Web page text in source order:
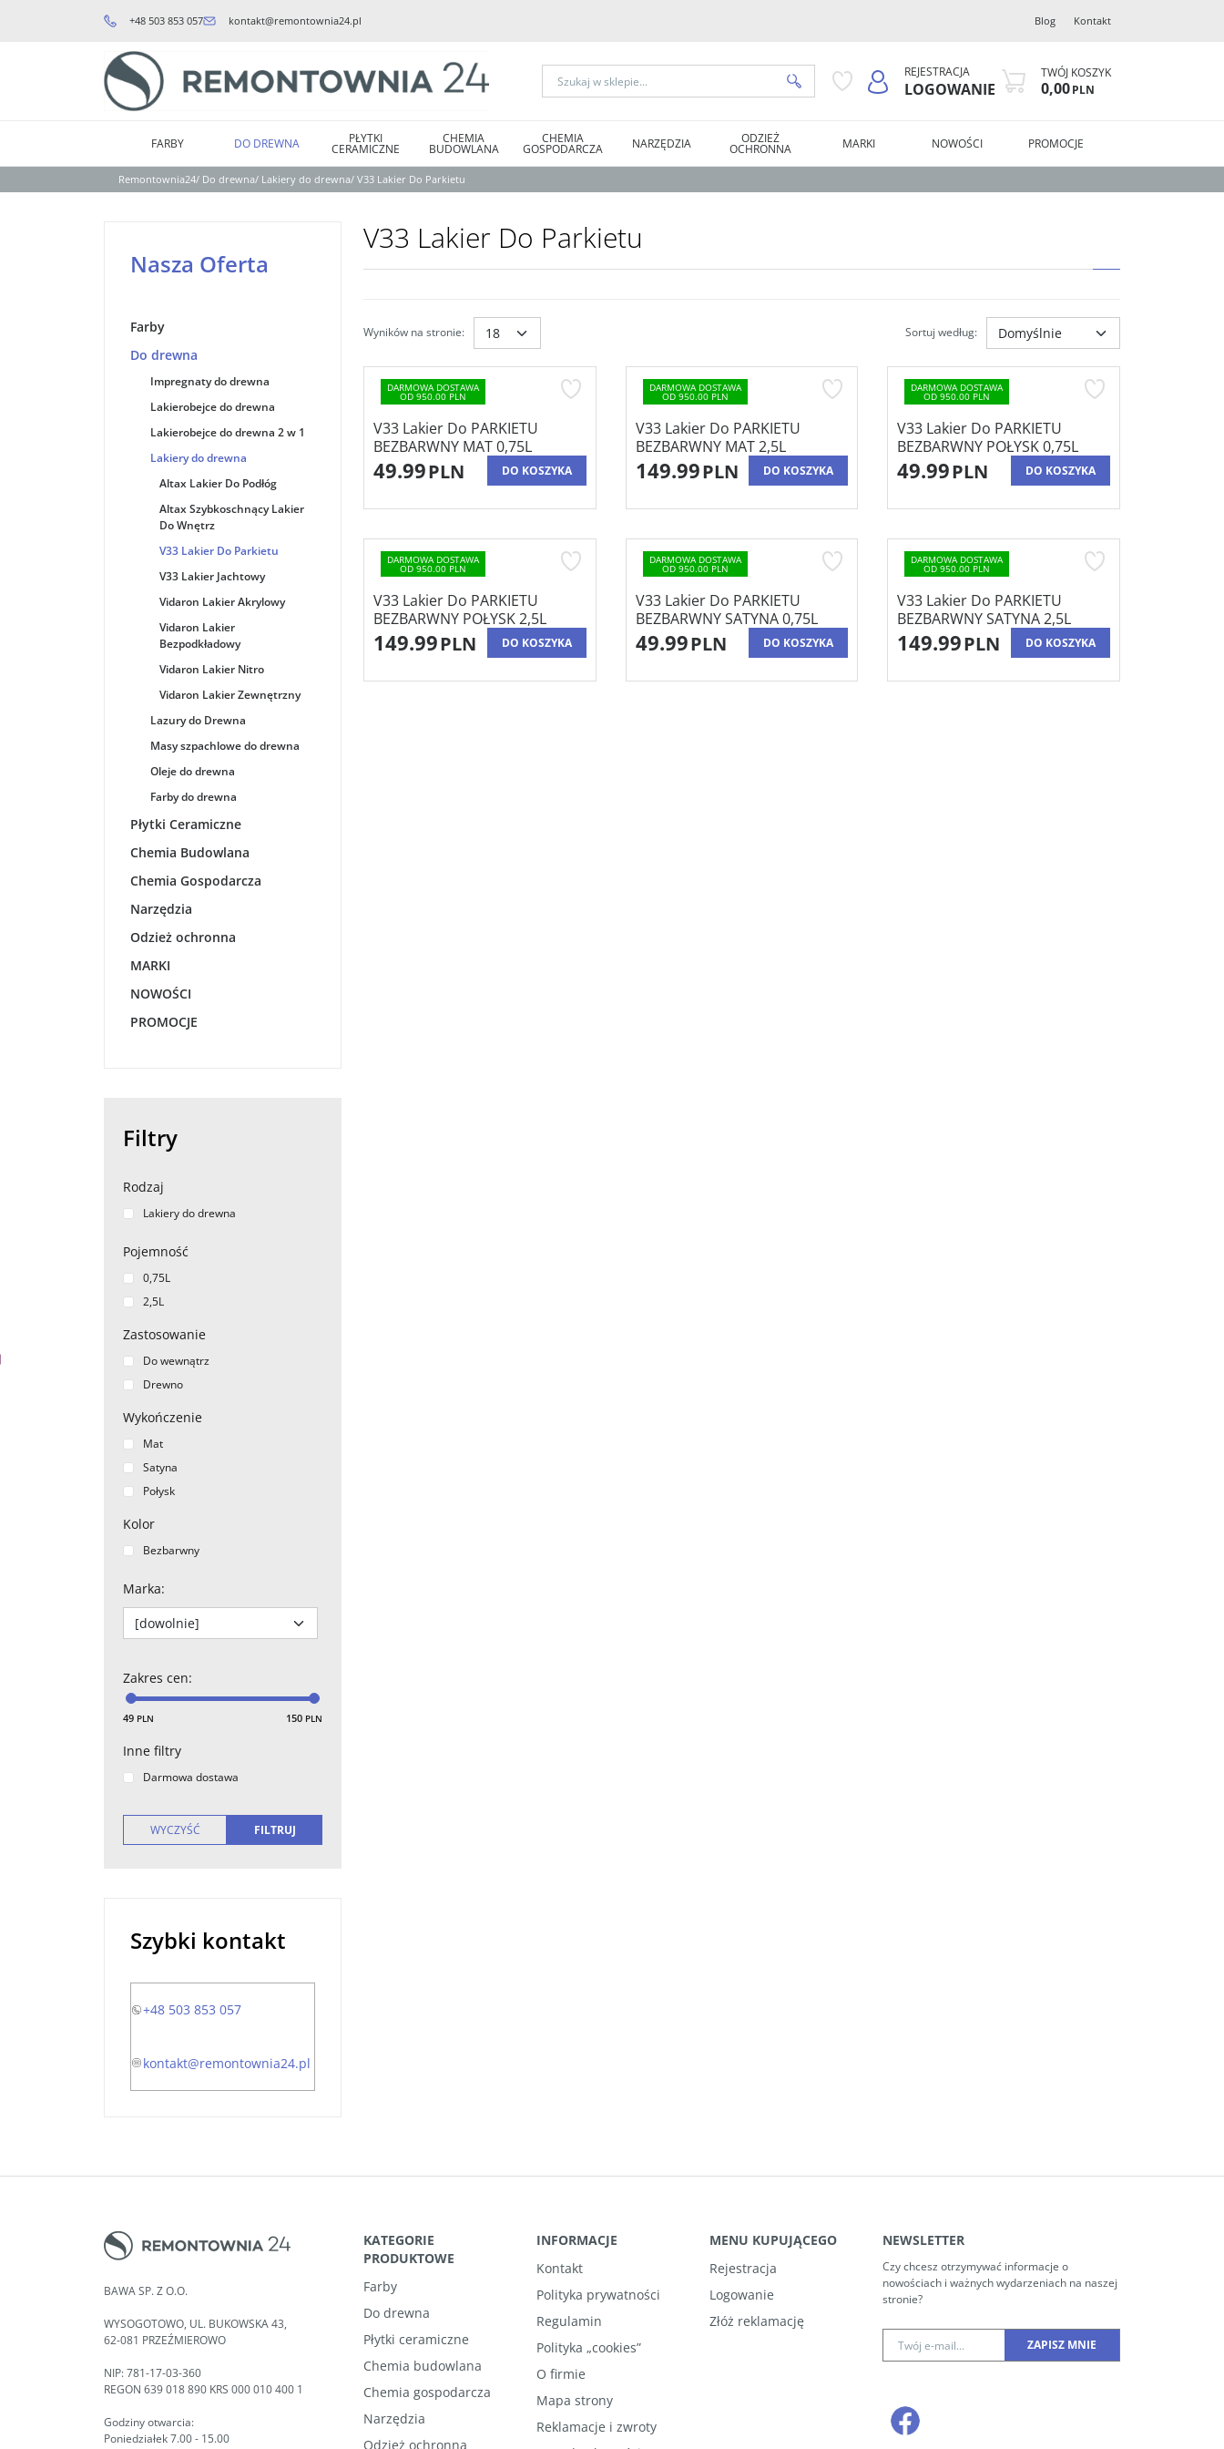
+48 503 853 057 kontakt@remontownia24.pl Blog Kontakt
REJESTRACJA
LOGOWANIE
TWÓJ KOSZYK
0,00PLN
FARBY DO DREWNA PŁYTKI
CERAMICZNE
CHEMIA
BUDOWLANA
CHEMIA
GOSPODARCZA NARZĘDZIA ODZIEŻ
OCHRONNA MARKI NOWOŚCI PROMOCJE
Remontownia24/ Do drewna/ Lakiery do drewna/ V33 Lakier Do Parkietu
V33 Lakier Do Parkietu
Wyników na stronie: Sortuj według:
DARMOWA DOSTAWA
OD 950.00 PLN
V33 Lakier Do PARKIETU
BEZBARWNY MAT 0,75L
49.99PLN DO KOSZYKA
DARMOWA DOSTAWA
OD 950.00 PLN
V33 Lakier Do PARKIETU
BEZBARWNY MAT 2,5L
149.99PLN DO KOSZYKA
DARMOWA DOSTAWA
OD 950.00 PLN
V33 Lakier Do PARKIETU
BEZBARWNY POŁYSK 0,75L
49.99PLN DO KOSZYKA
DARMOWA DOSTAWA
OD 950.00 PLN
V33 Lakier Do PARKIETU
BEZBARWNY POŁYSK 2,5L
149.99PLN DO KOSZYKA
DARMOWA DOSTAWA
OD 950.00 PLN
V33 Lakier Do PARKIETU
BEZBARWNY SATYNA 0,75L
49.99PLN DO KOSZYKA
DARMOWA DOSTAWA
OD 950.00 PLN
V33 Lakier Do PARKIETU
BEZBARWNY SATYNA 2,5L
149.99PLN DO KOSZYKA
Nasza Oferta
Farby
Do drewna
Impregnaty do drewna
Lakierobejce do drewna
Lakierobejce do drewna 2 w 1
Lakiery do drewna
Altax Lakier Do Podłóg
Altax Szybkoschnący Lakier
Do Wnętrz
V33 Lakier Do Parkietu
V33 Lakier Jachtowy
Vidaron Lakier Akrylowy
Vidaron Lakier
Bezpodkładowy
Vidaron Lakier Nitro
Vidaron Lakier Zewnętrzny
Lazury do Drewna
Masy szpachlowe do drewna
Oleje do drewna
Farby do drewna
Płytki Ceramiczne
Chemia Budowlana
Chemia Gospodarcza
Narzędzia
Odzież ochronna
MARKI
NOWOŚCI
PROMOCJE
Filtry
Rodzaj
Lakiery do drewna
Pojemność
0,75L
2,5L
Zastosowanie
Do wewnątrz
Drewno
Wykończenie
Mat
Satyna
Połysk
Kolor
Bezbarwny
Marka:
Zakres cen:
49 PLN 150 PLN
Inne filtry
Darmowa dostawa
Szybki kontakt
+48 503 853 057
kontakt@remontownia24.pl
BAWA SP. Z O.O.
WYSOGOTOWO, UL. BUKOWSKA 43,
62-081 PRZEŹMIEROWO
NIP: 781-17-03-360
REGON 639 018 890 KRS 000 010 400 1
Godziny otwarcia:
Poniedziałek 7.00 - 15.00
KATEGORIE
PRODUKTOWE
Farby
Do drewna
Płytki ceramiczne
Chemia budowlana
Chemia gospodarcza
Narzędzia
Odzież ochronna
INFORMACJE
Kontakt
Polityka prywatności
Regulamin
Polityka „cookies”
O firmie
Mapa strony
Reklamacje i zwroty
MENU KUPUJĄCEGO
Rejestracja
Logowanie
Złóż reklamację
NEWSLETTER
Czy chcesz otrzymywać informacje o
nowościach i ważnych wydarzeniach na naszej
stronie?